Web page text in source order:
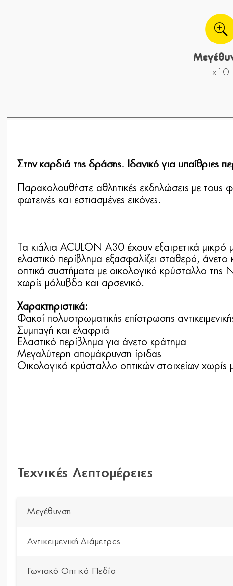
x10
Στην καρδιά της δράσης. Ιδανικό για υπαίθριες
Παρακολουθήστε αθλητικές εκδηλώσεις με τους
φωτεινές και εστιασμένες εικόνες.
Τα κιάλια ACULON A30 έχουν εξαιρετικά
ελαστικό περίβλημα εξασφαλίζει σταθερό,
οπτικά συστήματα με οικολογικό κρύσταλλο
χωρίς μόλυβδο και αρσενικό.
Χαρακτηριστικά:
Φακοί πολυστρωματικής επίστρωσης
Συμπαγή και ελαφριά
Ελαστικό περίβλημα για άνετο κράτημα
Μεγαλύτερη απομάκρυνση ίριδας
Οικολογικό κρύσταλλο οπτικών στοιχείων χωρίς
Τεχνικές Λεπτομέρειες
Μεγέθυνση
Αντικειμενική Διάμετρος
Γωνιακό Οπτικό Πεδίο